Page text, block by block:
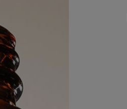
B E
sisältävä yöseerumi
0